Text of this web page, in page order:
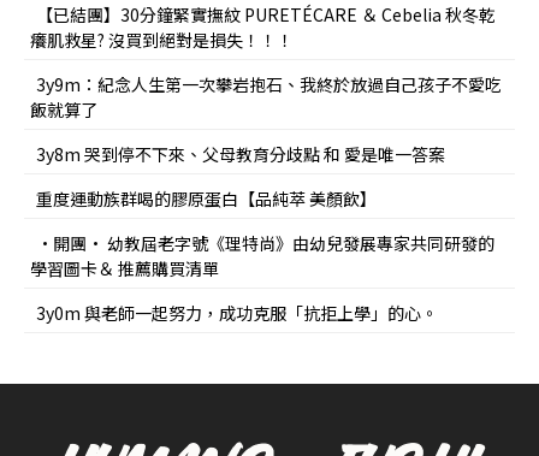
【已結團】30分鐘緊實撫紋 PURETÉCARE ＆ Cebelia 秋冬乾
癢肌救星? 沒買到絕對是損失！！！
3y9m：紀念人生第一次攀岩抱石、我終於放過自己孩子不愛吃
飯就算了
3y8m 哭到停不下來、父母教育分歧點 和 愛是唯一答案
重度運動族群喝的膠原蛋白【品純萃 美顏飲】
•開團• 幼教屆老字號《理特尚》由幼兒發展專家共同研發的
學習圖卡＆ 推薦購買清單
3y0m 與老師一起努力，成功克服「抗拒上學」的心。